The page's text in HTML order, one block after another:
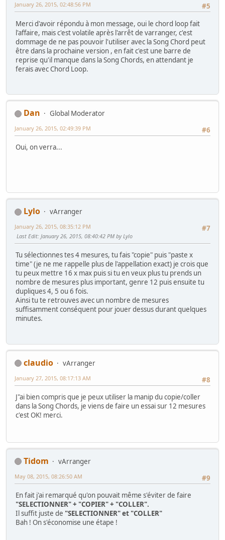
#5
January 26, 2015, 02:48:56 PM
Merci d'avoir répondu à mon message, oui le chord loop fait
l'affaire, mais c'est volatile après l'arrêt de varranger, c'est
dommage de ne pas pouvoir l'utiliser avec la Song Chord peut
être dans la prochaine version , en fait c'est une barre de
reprise qu'il manque dans la Song Chords, en attendant je
ferais avec Chord Loop.
Dan
Global Moderator
#6
January 26, 2015, 02:49:39 PM
Oui, on verra...
Lylo
vArranger
#7
January 26, 2015, 08:35:12 PM
Last Edit: January 26, 2015, 08:40:42 PM by Lylo
Tu sélectionnes tes 4 mesures, tu fais "copie" puis "paste x
time" (je ne me rappelle plus de l'appellation exact) je crois que
tu peux mettre 16 x max puis si tu en veux plus tu prends un
nombre de mesures plus important, genre 12 puis ensuite tu
dupliques 4, 5 ou 6 fois.
Ainsi tu te retrouves avec un nombre de mesures
suffisamment conséquent pour jouer dessus durant quelques
minutes.
claudio
vArranger
#8
January 27, 2015, 08:17:13 AM
J"ai bien compris que je peux utiliser la manip du copie/coller
dans la Song Chords, je viens de faire un essai sur 12 mesures
c'est OK! merci.
Tidom
vArranger
#9
May 08, 2015, 08:26:50 AM
En fait j'ai remarqué qu'on pouvait même s'éviter de faire
"SELECTIONNER" + "COPIER" + "COLLER".
Il suffit juste de "SELECTIONNER" et "COLLER"
Bah ! On s'économise une étape !